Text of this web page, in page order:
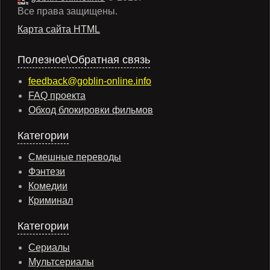
Все права защищены.
Карта сайта HTML
Полезное\Обратная связь
feedback@goblin-online.info
FAQ проекта
Обход блокировки фильмов
Категории
Смешные переводы
Фэнтези
Комедии
Криминал
Категории
Сериалы
Мультсериалы